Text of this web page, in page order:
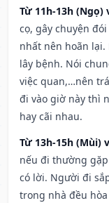
Từ 11h-13h (Ngọ)
cọ, gây chuyện
nhất nên hoãn
lây bệnh. Nói
việc quan,…nên
đi vào giờ này thì
hay cãi nhau.
Từ 13h-15h (Mùi)
nếu đi thường
có lời. Người đi
trong nhà đều